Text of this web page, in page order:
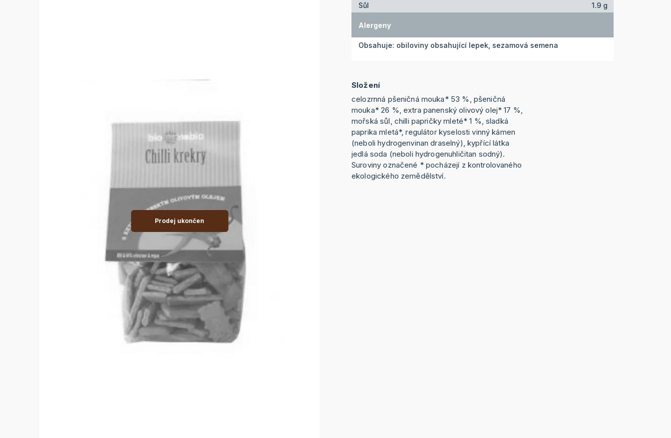
Prodej ukončen
Sůl
1.9 g
Alergeny
Obsahuje: obiloviny obsahující lepek, sezamová semena
Složení
celozrnná pšeničná mouka* 53 %, pšeničná
mouka* 26 %, extra panenský olivový olej* 17 %,
mořská sůl, chilli papričky mleté* 1 %, sladká
paprika mletá*, regulátor kyselosti vinný kámen
(neboli hydrogenvinan draselný), kypřící látka
jedlá soda (neboli hydrogenuhličitan sodný).
Suroviny označené * pocházejí z kontrolovaného
ekologického zemědělství.